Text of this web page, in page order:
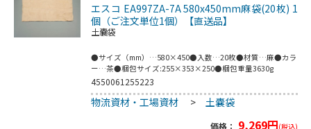
エスコ EA997ZA-7A 580x450mm麻袋(20枚) 1
個（ご注文単位1個）【直送品】
土嚢袋
●サイズ（mm）…580×450●入数…20枚●材質…麻●カラ
ー…茶●梱包サイズ:255×353×250●梱包重量3630g
4550061255223
物流資材・工場資材 > 土嚢袋
価格： 9,269円(税込)